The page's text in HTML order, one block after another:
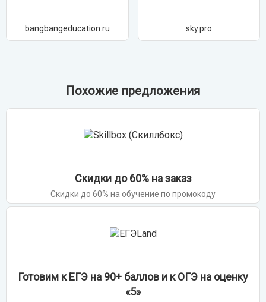
bangbangeducation.ru sky.pro
Похожие предложения
Скидки до 60% на заказ
Скидки до 60% на обучение по промокоду
Готовим к ЕГЭ на 90+ баллов и к ОГЭ на оценку
«5»